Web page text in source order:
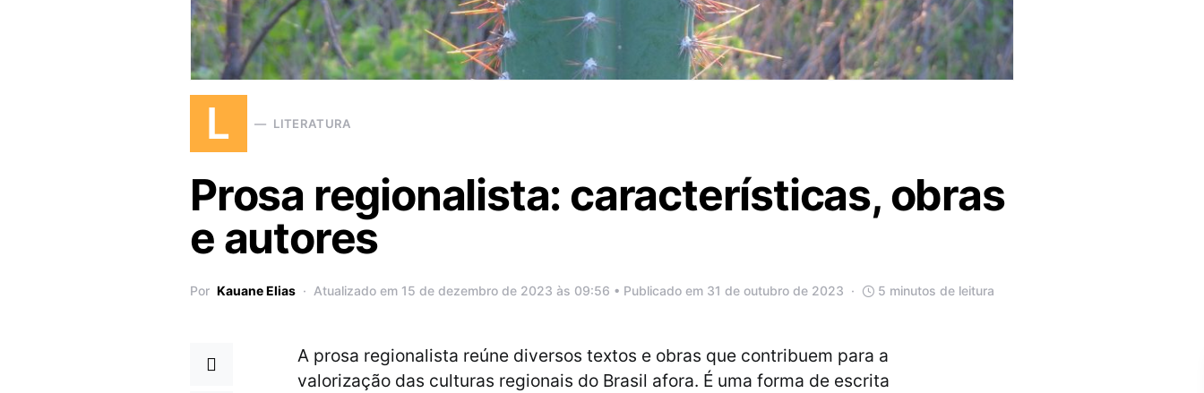
L LITERATURA
Prosa regionalista: características, obras
e autores
Por Kauane Elias Atualizado em 15 de dezembro de 2023 às 09:56 • Publicado em 31 de outubro de 2023 5 minutos de leitura
A prosa regionalista reúne diversos textos e obras que contribuem para a
valorização das culturas regionais do Brasil afora. É uma forma de escrita